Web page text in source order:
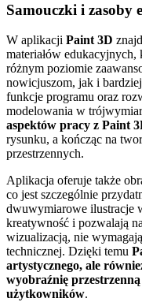
Samouczki i zasoby
W aplikacji Paint 3D
materiałów
różnym poziomie
nowicjuszom, jak i
funkcje programu oraz
modelowania w
aspektów pracy z Paint
rysunku, a kończąc na
przestrzennych.
Aplikacja oferuje także
co jest szczególnie
dwuwymiarowe ilustracje
kreatywność i pozwalają
wizualizacją, nie
technicznej. Dzięki temu
artystycznego, ale
wyobraźnię
użytkowników.